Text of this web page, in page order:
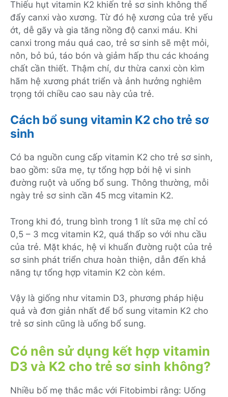
Thiếu hụt vitamin K2 khiến trẻ sơ sinh không thể
đẩy canxi vào xương. Từ đó hệ xương của trẻ yếu
ớt, dễ gãy và gia tăng nồng độ canxi máu. Khi
canxi trong máu quá cao, trẻ sơ sinh sẽ mệt mỏi,
nôn, bỏ bú, táo bón và giảm hấp thu các khoáng
chất cần thiết. Thậm chí, dư thừa canxi còn kìm
hãm hệ xương phát triển và ảnh hưởng nghiêm
trọng tới chiều cao sau này của trẻ.
Cách bổ sung vitamin K2 cho trẻ sơ
sinh
Có ba nguồn cung cấp vitamin K2 cho trẻ sơ sinh,
bao gồm: sữa mẹ, tự tổng hợp bởi hệ vi sinh
đường ruột và uống bổ sung. Thông thường, mỗi
ngày trẻ sơ sinh cần 45 mcg vitamin K2.
Trong khi đó, trung bình trong 1 lít sữa mẹ chỉ có
0,5 – 3 mcg vitamin K2, quá thấp so với nhu cầu
của trẻ. Mặt khác, hệ vi khuẩn đường ruột của trẻ
sơ sinh phát triển chưa hoàn thiện, dẫn đến khả
năng tự tổng hợp vitamin K2 còn kém.
Vậy là giống như vitamin D3, phương pháp hiệu
quả và đơn giản nhất để bổ sung vitamin K2 cho
trẻ sơ sinh cũng là uống bổ sung.
Có nên sử dụng kết hợp vitamin
D3 và K2 cho trẻ sơ sinh không?
Nhiều bố mẹ thắc mắc với Fitobimbi rằng: Uống